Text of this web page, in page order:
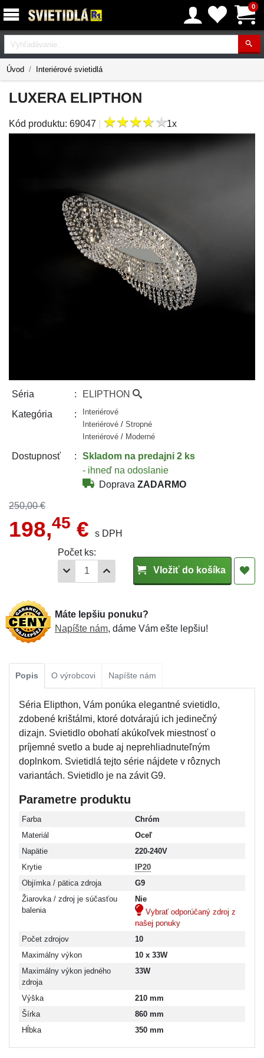
0
Vyhľadávanie
Úvod Interiérové svietidlá
LUXERA ELIPTHON
Kód produktu: 69047 ★★★★★
★★★★★1x
Séria ELIPTHON
Kategória
Interiérové
Interiérové / Stropné
Interiérové / Moderné
Dostupnosť Skladomna predajni 2 ks
- ihneď na odoslanie
Doprava ZADARMO
250,00 €
198,45 €
s DPH
Počet ks:
Vložiť do košíka
Máte lepšiu ponuku?
Napíšte nám, dáme Vám ešte lepšiu!
Popis O výrobcovi Napíšte nám
Séria Elipthon, Vám ponúka elegantné svietidlo,
zdobené krištálmi, ktoré dotvárajú ich jedinečný
dizajn. Svietidlo obohatí akúkoľvek miestnosť o
príjemné svetlo a bude aj neprehliadnuteľným
doplnkom. Svietidlá tejto série nájdete v rôznych
variantách. Svietidlo je na závit G9.
Parametre produktu
Farba
Chróm
Materiál
Oceľ
Napätie
220-240V
Krytie
IP20
Objímka / pätica zdroja
G9
Žiarovka / zdroj je súčasťou
balenia
Nie
Vybrať odporúčaný zdroj z
našej ponuky
Počet zdrojov
10
Maximálny výkon
10 x 33W
Maximálny výkon jedného
zdroja
33W
Výška
210 mm
Šírka
860 mm
Hĺbka
350 mm